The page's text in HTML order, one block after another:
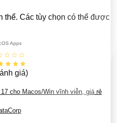
thể. Các tùy chọn có thể được
Apps
giá)
cho Macos/Win vĩnh viễn, giá rẻ